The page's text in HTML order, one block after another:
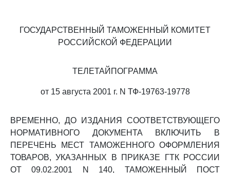
ГОСУДАРСТВЕННЫЙ ТАМОЖЕННЫЙ КОМИТЕТ
РОССИЙСКОЙ ФЕДЕРАЦИИ
ТЕЛЕТАЙПОГРАММА
от 15 августа 2001 г. N ТФ-19763-19778
ВРЕМЕННО, ДО ИЗДАНИЯ СООТВЕТСТВУЮЩЕГО
НОРМАТИВНОГО ДОКУМЕНТА ВКЛЮЧИТЬ В
ПЕРЕЧЕНЬ МЕСТ ТАМОЖЕННОГО ОФОРМЛЕНИЯ
ТОВАРОВ, УКАЗАННЫХ В ПРИКАЗЕ ГТК РОССИИ
ОТ 09.02.2001 N 140, ТАМОЖЕННЫЙ ПОСТ